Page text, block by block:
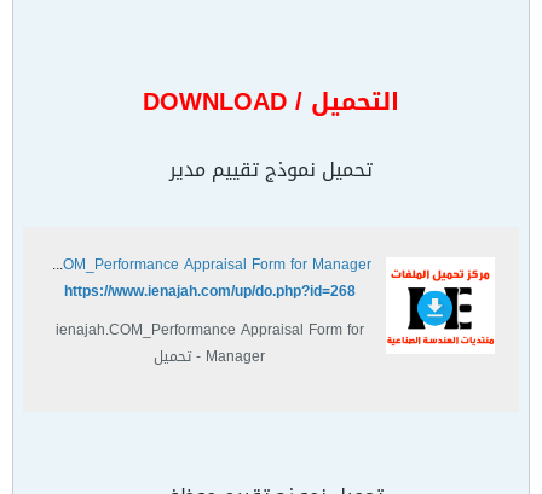
التحميل / DOWNLOAD
تحميل نموذج تقييم مدير
ienajah.COM_Performance Appraisal Form for Manager - تحميل
https://www.ienajah.com/up/do.php?id=268
ienajah.COM_Performance Appraisal Form for
Manager - تحميل